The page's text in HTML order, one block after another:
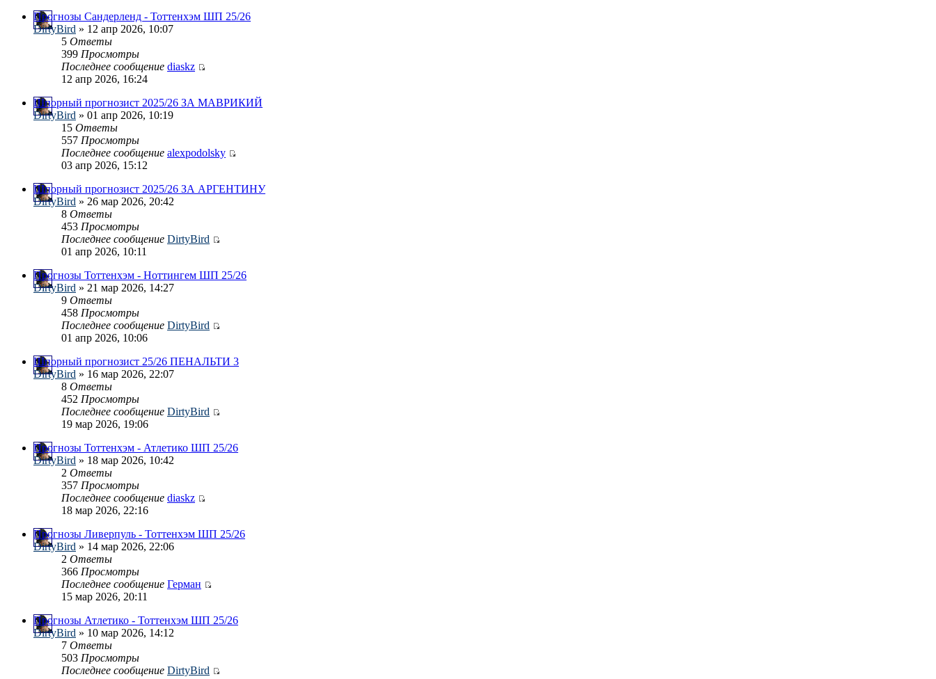
Прогнозы Сандерленд - Тоттенхэм ШП 25/26
DirtyBird » 12 апр 2026, 10:07
5 Ответы
399 Просмотры
Последнее сообщение diaskz
12 апр 2026, 16:24
Шпорный прогнозист 2025/26 ЗА МАВРИКИЙ
DirtyBird » 01 апр 2026, 10:19
15 Ответы
557 Просмотры
Последнее сообщение alexpodolsky
03 апр 2026, 15:12
Шпорный прогнозист 2025/26 ЗА АРГЕНТИНУ
DirtyBird » 26 мар 2026, 20:42
8 Ответы
453 Просмотры
Последнее сообщение DirtyBird
01 апр 2026, 10:11
Прогнозы Тоттенхэм - Ноттингем ШП 25/26
DirtyBird » 21 мар 2026, 14:27
9 Ответы
458 Просмотры
Последнее сообщение DirtyBird
01 апр 2026, 10:06
Шпорный прогнозист 25/26 ПЕНАЛЬТИ 3
DirtyBird » 16 мар 2026, 22:07
8 Ответы
452 Просмотры
Последнее сообщение DirtyBird
19 мар 2026, 19:06
Прогнозы Тоттенхэм - Атлетико ШП 25/26
DirtyBird » 18 мар 2026, 10:42
2 Ответы
357 Просмотры
Последнее сообщение diaskz
18 мар 2026, 22:16
Прогнозы Ливерпуль - Тоттенхэм ШП 25/26
DirtyBird » 14 мар 2026, 22:06
2 Ответы
366 Просмотры
Последнее сообщение Герман
15 мар 2026, 20:11
Прогнозы Атлетико - Тоттенхэм ШП 25/26
DirtyBird » 10 мар 2026, 14:12
7 Ответы
503 Просмотры
Последнее сообщение DirtyBird